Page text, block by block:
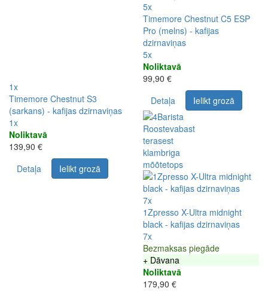
1x
Timemore Chestnut S3
(sarkans) - kafijas dzirnaviņas
1x
Noliktavā
139,90 €
Detaļa
Ielikt grozā
5x
Timemore Chestnut C5 ESP
Pro (melns) - kafijas
dzirnaviņas
5x
Noliktavā
99,90 €
Detaļa
Ielikt grozā
7x
1Zpresso X-Ultra midnight
black - kafijas dzirnaviņas
7x
Bezmaksas piegāde
+ Dāvana
Noliktavā
179,90 €